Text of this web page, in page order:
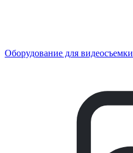
Оборудование для видеосъемки